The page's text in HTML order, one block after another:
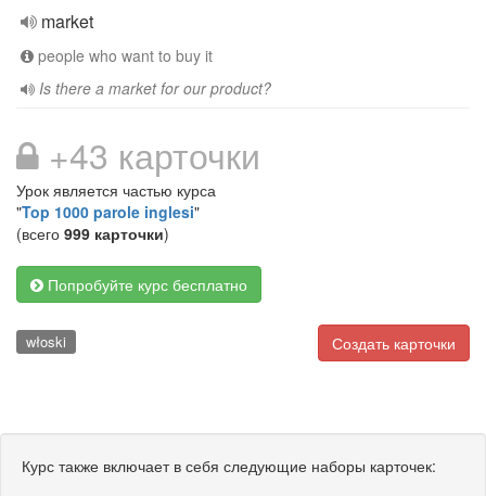
market
people who want to buy it
Is there a market for our product?
+43 карточки
Урок является частью курса
"Top 1000 parole inglesi"
(всего 999 карточки)
Попробуйте курс бесплатно
Создать карточки
włoski
Курс также включает в себя следующие наборы карточек: